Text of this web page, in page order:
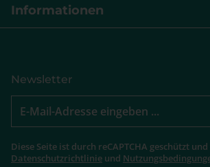
Informationen
Newsletter
Diese Seite ist durch reCAPTCHA geschützt
Datenschutzrichtlinie und